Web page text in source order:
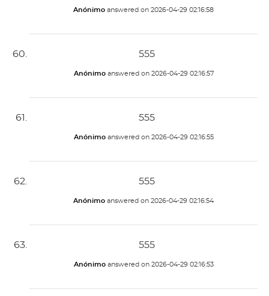
Anónimo answered on 2026-04-29 02:16:58
555
Anónimoanswered on 2026-04-29 02:16:57
555
Anónimoanswered on 2026-04-29 02:16:55
555
Anónimo answered on 2026-04-29 02:16:54
555
Anónimoanswered on 2026-04-29 02:16:53